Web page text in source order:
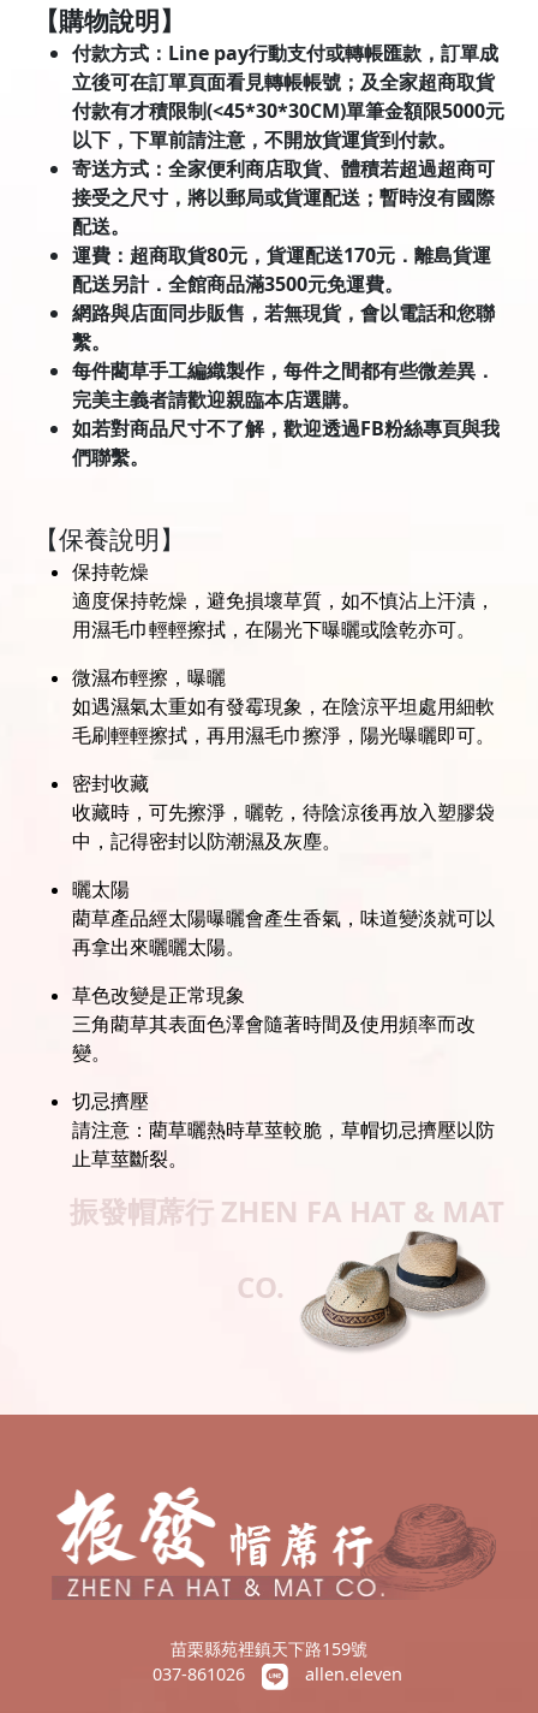
【購物說明】
付款方式：Line pay行動支付或轉帳匯款，訂單成
立後可在訂單頁面看見轉帳帳號；及全家超商取貨
付款有才積限制(<45*30*30CM)單筆金額限5000元
以下，下單前請注意，不開放貨運貨到付款。
寄送方式：全家便利商店取貨、體積若超過超商可
接受之尺寸，將以郵局或貨運配送；暫時沒有國際
配送。
運費：超商取貨80元，貨運配送170元．離島貨運
配送另計．全館商品滿3500元免運費。
網路與店面同步販售，若無現貨，會以電話和您聯
繫。
每件藺草手工編織製作，每件之間都有些微差異．
完美主義者請歡迎親臨本店選購。
如若對商品尺寸不了解，歡迎透過FB粉絲專頁與我
們聯繫。
【保養說明】
保持乾燥
適度保持乾燥，避免損壞草質，如不慎沾上汗漬，
用濕毛巾輕輕擦拭，在陽光下曝曬或陰乾亦可。
微濕布輕擦，曝曬
如遇濕氣太重如有發霉現象，在陰涼平坦處用細軟
毛刷輕輕擦拭，再用濕毛巾擦淨，陽光曝曬即可。
密封收藏
收藏時，可先擦淨，曬乾，待陰涼後再放入塑膠袋
中，記得密封以防潮濕及灰塵。
曬太陽
藺草產品經太陽曝曬會產生香氣，味道變淡就可以
再拿出來曬曬太陽。
草色改變是正常現象
三角藺草其表面色澤會隨著時間及使用頻率而改
變。
切忌擠壓
請注意：藺草曬熱時草莖較脆，草帽切忌擠壓以防
止草莖斷裂。
振發帽蓆行 ZHEN FA HAT & MAT
CO.
苗栗縣苑裡鎮天下路159號
037-861026
allen.eleven